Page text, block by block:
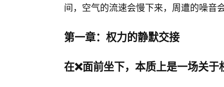
间，空气的流速会慢下来，周遭的噪音
第一章：权力的静默交接
在❌面前坐下，本质上是一场关